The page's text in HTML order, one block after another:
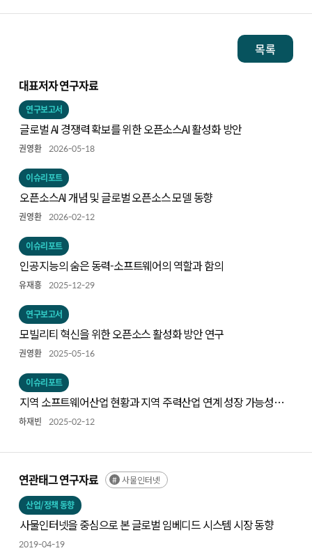
목록
대표저자 연구자료
연구보고서
글로벌 AI 경쟁력 확보를 위한 오픈소스AI 활성화 방안
권영환 2026-05-18
이슈리포트
오픈소스AI 개념 및 글로벌 오픈소스 모델 동향
권영환 2026-02-12
이슈리포트
인공지능의 숨은 동력-소프트웨어의 역할과 함의
유재흥 2025-12-29
연구보고서
모빌리티 혁신을 위한 오픈소스 활성화 방안 연구
권영환 2025-05-16
이슈리포트
지역 소프트웨어산업 현황과 지역 주력산업 연계 성장 가능성
탐색
하재빈 2025-02-12
연관태그 연구자료 사물인터넷
산업/정책 동향
사물인터넷을 중심으로 본 글로벌 임베디드 시스템 시장 동향
2019-04-19